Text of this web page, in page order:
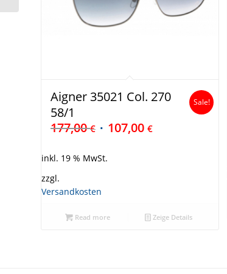
Aigner 35021 Col. 270
58/1
177,00€ 107,00 €
Sale!
inkl. 19 % MwSt.
zzgl.
Versandkosten
Read more Zeige Details